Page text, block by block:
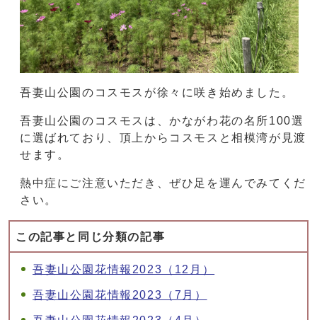
吾妻山公園のコスモスが徐々に咲き始めました。
吾妻山公園のコスモスは、かながわ花の名所100選
に選ばれており、頂上からコスモスと相模湾が見渡
せます。
熱中症にご注意いただき、ぜひ足を運んでみてくだ
さい。
この記事と同じ分類の記事
吾妻山公園花情報2023（12月）
吾妻山公園花情報2023（7月）